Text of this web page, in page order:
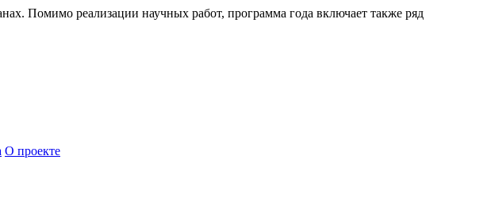
Помимо реализации научных работ, программа года включает также ряд
О проекте